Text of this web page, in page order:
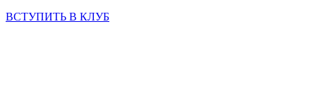
ВСТУПИТЬ В КЛУБ